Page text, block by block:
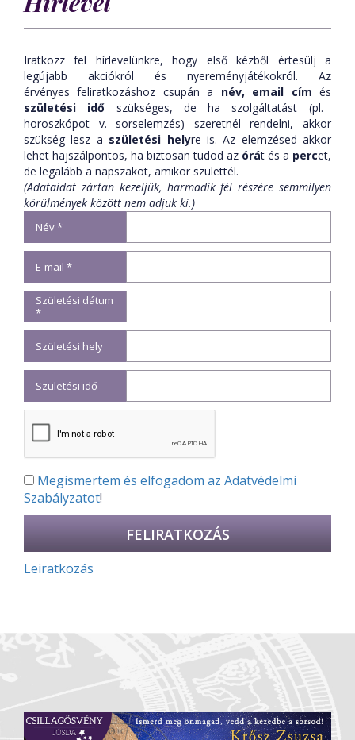
Iratkozz fel hírlevelünkre, hogy első kézből értesülj a
legújabb akciókról és nyereményjátékokról. Az
érvényes feliratkozáshoz csupán a név, email címés
születési idő szükséges, de ha szolgáltatást (pl.
horoszkópot v. sorselemzés) szeretnél rendelni, akkor
szükség lesz a születési helyre is. Az elemzésed akkor
lehet hajszálpontos, ha biztosan tudod az órát és a percet,
de legalább a napszakot, amikor születtél.
(Adataidat zártan kezeljük, harmadik fél részére semmilyen
körülmények között nem adjuk ki.)
Név *
E-mail *
Születési dátum
*
Születési hely
Születési idő
Megismertem és elfogadom az Adatvédelmi
Szabályzatot!
Leiratkozás